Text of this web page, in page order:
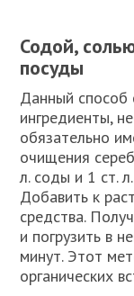
Содой,
посуды
Данный способ
ингредиенты,
обязательно
очищения
л. соды и 1 ст.
Добавить к
средства.
и погрузить в
минут. Этот
органических